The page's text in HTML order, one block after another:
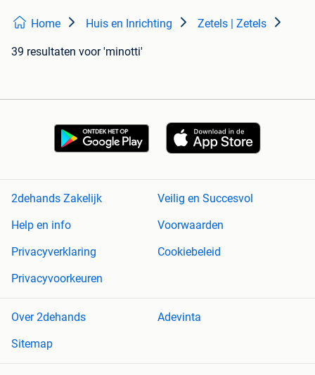
Home Huis en Inrichting Zetels | Zetels
39 resultaten voor 'minotti'
2dehands Zakelijk
Veilig en Succesvol
Help en info
Voorwaarden
Privacyverklaring
Cookiebeleid
Privacyvoorkeuren
Over 2dehands
Adevinta
Sitemap